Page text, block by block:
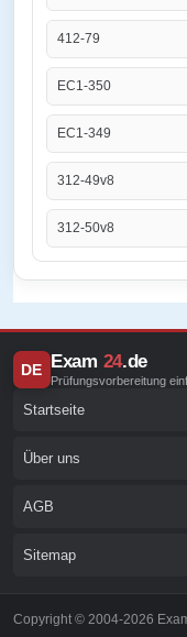
412-79
EC1-350
EC1-349
312-49v8
312-50v8
DE Exam 24.de
Prüfungsvorbereitung
Startseite
Über uns
AGB
Sitemap
Copyright © 2004-2026